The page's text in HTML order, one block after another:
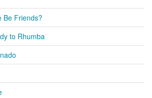
Be Friends?
to Rhumba